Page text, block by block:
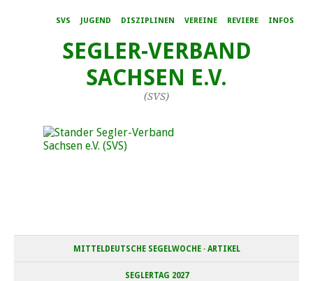
SVS JUGEND DISZIPLINEN VEREINE REVIERE INFOS
SEGLER-VERBAND
SACHSEN E.V.
(SVS)
MITTELDEUTSCHE SEGELWOCHE · ARTIKEL
SEGLERTAG 2027